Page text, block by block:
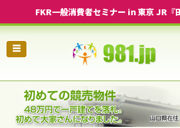
FKR一般消費者セミナー in 東京 JR『
☰